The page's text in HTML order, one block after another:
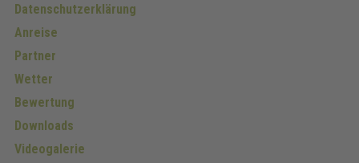
Datenschutzerklärung
Anreise
Partner
Wetter
Bewertung
Downloads
Videogalerie